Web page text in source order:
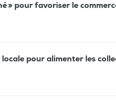
» pour favoriser le
pour alimenter les